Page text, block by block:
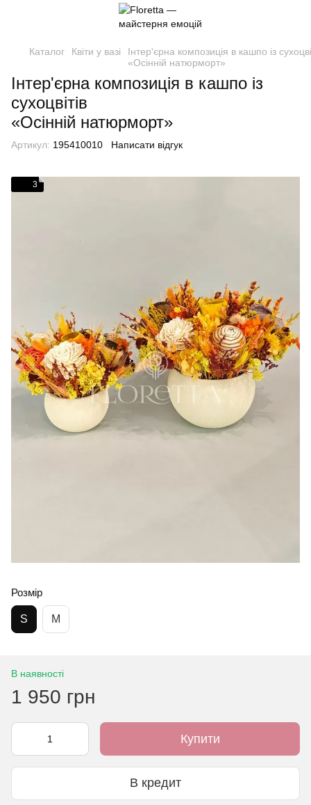
Каталог Квіти у вазі
Інтер'єрна композиція в кашпо із
«Осінній натюрморт»
Інтер'єрна композиція в кашпо із
сухоцвітів
«Осінній натюрморт»
Артикул: 195410010 Написати відгук
3
Розмір
S M
В наявності
1 950 грн
Купити
В кредит